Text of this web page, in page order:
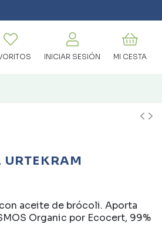
INICIAR SESIÓN MI CESTA
aceite de brócoli. Aporta
Organic por Ecocert, 99%